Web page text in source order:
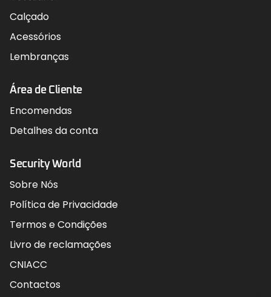
Calçado
Acessórios
Lembranças
Área de Cliente
Encomendas
Detalhes da conta
Security World
Sobre Nós
Política de Privacidade
Termos e Condições
Livro de reclamações
CNIACC
Contactos